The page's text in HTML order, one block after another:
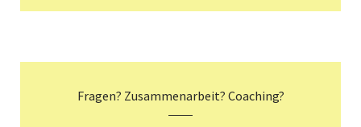
Fragen? Zusammenarbeit? Coaching?